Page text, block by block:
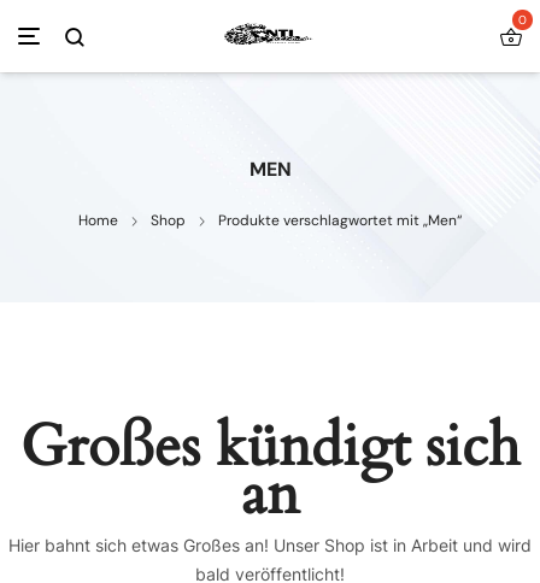
0
MEN
Home Shop Produkte verschlagwortet mit „Men“
Großes kündigt sich
an
Hier bahnt sich etwas Großes an! Unser Shop ist in Arbeit und wird
bald veröffentlicht!